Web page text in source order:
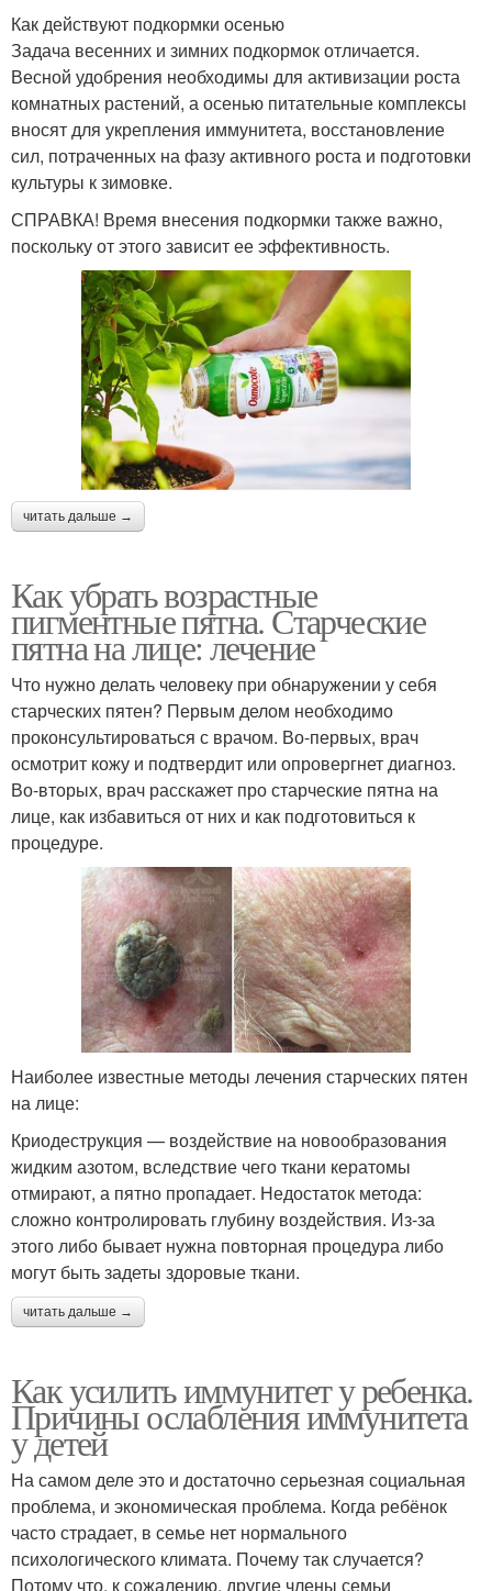
Как действуют подкормки осенью
Задача весенних и зимних подкормок отличается.
Весной удобрения необходимы для активизации роста
комнатных растений, а осенью питательные комплексы
вносят для укрепления иммунитета, восстановление
сил, потраченных на фазу активного роста и подготовки
культуры к зимовке.
СПРАВКА! Время внесения подкормки также важно,
поскольку от этого зависит ее эффективность.
читать дальше →
Как убрать возрастные
пигментные пятна. Старческие
пятна на лице: лечение
Что нужно делать человеку при обнаружении у себя
старческих пятен? Первым делом необходимо
проконсультироваться с врачом. Во-первых, врач
осмотрит кожу и подтвердит или опровергнет диагноз.
Во-вторых, врач расскажет про старческие пятна на
лице, как избавиться от них и как подготовиться к
процедуре.
Наиболее известные методы лечения старческих пятен
на лице:
Криодеструкция — воздействие на новообразования
жидким азотом, вследствие чего ткани кератомы
отмирают, а пятно пропадает. Недостаток метода:
сложно контролировать глубину воздействия. Из-за
этого либо бывает нужна повторная процедура либо
могут быть задеты здоровые ткани.
читать дальше →
Как усилить иммунитет у ребенка.
Причины ослабления иммунитета
у детей
На самом деле это и достаточно серьезная социальная
проблема, и экономическая проблема. Когда ребёнок
часто страдает, в семье нет нормального
психологического климата. Почему так случается?
Потому что, к сожалению, другие члены семьи